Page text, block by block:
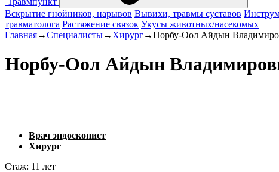
Вскрытие гнойников, нарывов Вывихи, травмы суставов
травматолога Растяжение связок Укусы животных/насекомых
Главная→Специалисты→ Хирург→Норбу-Оол Айдын
Норбу-Оол Айдын
Врач эндоскопист
Хирург
Стаж: 11 лет